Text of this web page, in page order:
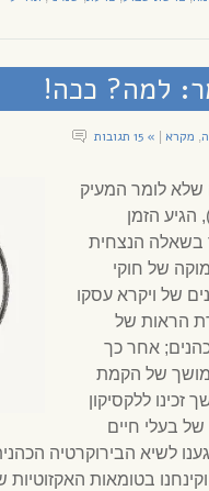
למה? ככה!
, מקרא » 15 תגובות
לומר המעיק
הגיע הזמן
בשאלה הנצחית
של חוקי
של ויקרא עסקו
הראות של
אחר כך
של הקמת
ללקסיקון
של בעלי חיים
לשיא הבירוקרטיה
בטומאות